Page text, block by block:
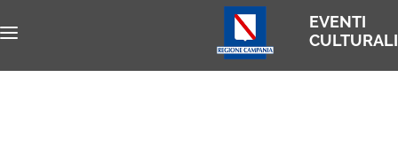
EVENTI
CULTURALI